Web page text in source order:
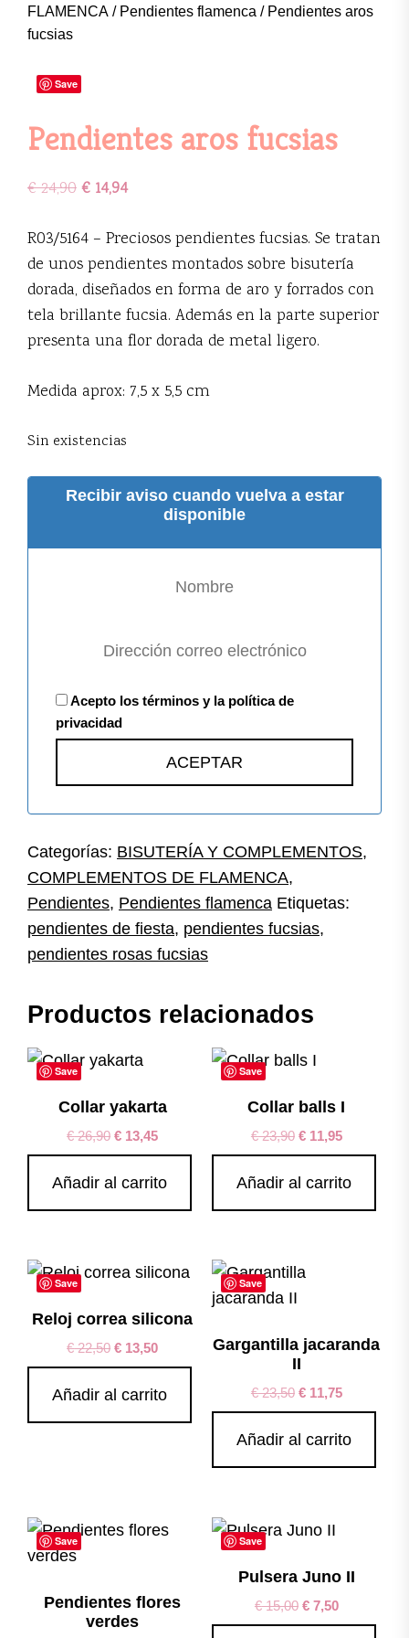
FLAMENCA / Pendientes flamenca / Pendientes aros
fucsias
Save
Pendientes aros fucsias
€24,90€ 14,94
R03/5164 – Preciosos pendientes fucsias. Se tratan
de unos pendientes montados sobre bisutería
dorada, diseñados en forma de aro y forrados con
tela brillante fucsia. Además en la parte superior
presenta una flor dorada de metal ligero.
Medida aprox: 7,5 x 5,5 cm
Sin existencias
Recibir aviso cuando vuelva a estar
disponible
Acepto los términos y la política de
privacidad
Categorías: BISUTERÍA Y COMPLEMENTOS,
COMPLEMENTOS DE FLAMENCA,
Pendientes, Pendientes flamenca Etiquetas:
pendientes de fiesta, pendientes fucsias,
pendientes rosas fucsias
Productos relacionados
Save
Collar yakarta
€26,90 € 13,45
Añadir al carrito
Save
Collar balls I
€23,90 €11,95
Añadir al carrito
Save
Reloj correa silicona
€22,50 € 13,50
Añadir al carrito
Save
Gargantilla jacaranda
II
€23,50 €11,75
Añadir al carrito
Save
Pendientes flores
verdes
Save
Pulsera Juno II
€15,00 €7,50